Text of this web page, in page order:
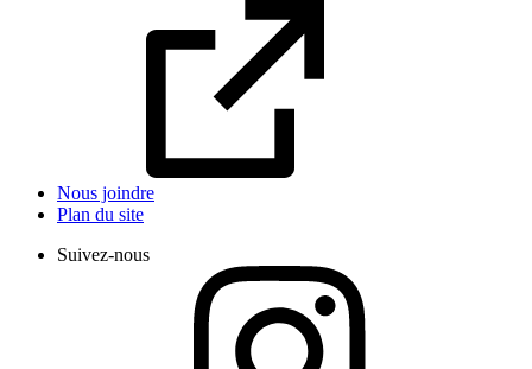
Nous joindre
Plan du site
Suivez-nous